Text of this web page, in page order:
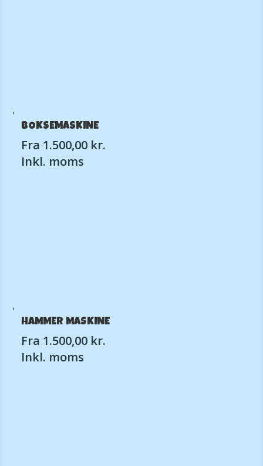
BOKSEMASKINE
Fra 1.500,00 kr.
Inkl. moms
HAMMER MASKINE
Fra 1.500,00 kr.
Inkl. moms